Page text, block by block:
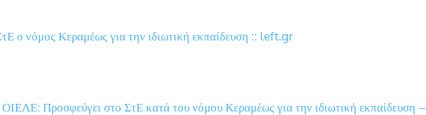
ο νόμος Κεραμέως για την ιδιωτική εκπαίδευση :: left.gr
ΟΙΕΛΕ: Προσφεύγει στο ΣτΕ κατά του νόμου Κεραμέως για την ιδιωτική εκπαίδευση –